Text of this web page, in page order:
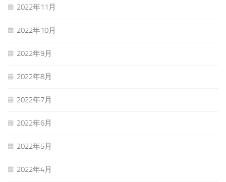
2022年11月
2022年10月
2022年9月
2022年8月
2022年7月
2022年6月
2022年5月
2022年4月